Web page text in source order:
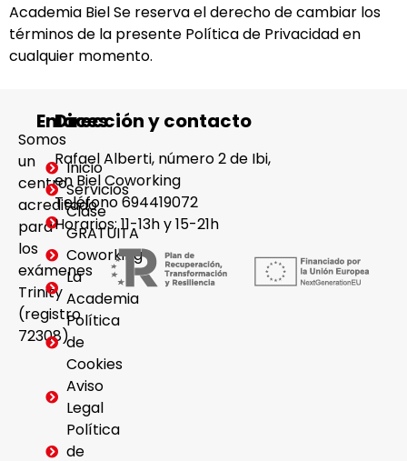
Academia Biel Se reserva el derecho de cambiar los
términos de la presente Política de Privacidad en
cualquier momento.
Somos
un
centro
acreditado
para
los
exámenes
Trinity
(registro
72308)
Enlaces
Inicio
Servicios
Clase
GRATUITA
Coworking
La
Academia
Política
de
Cookies
Aviso
Legal
Política
de
Dirección y contacto
Rafael Alberti, número 2 de Ibi,
en Biel Coworking
Teléfono 694419072
Horarios: 11-13h y 15-21h